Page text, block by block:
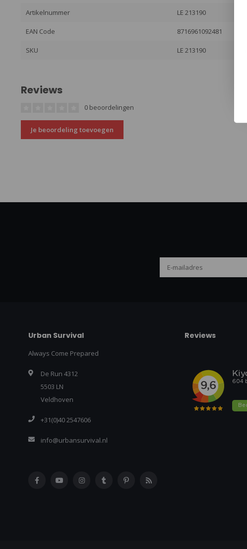
Artikelnummer LE 213190
EAN Code 8716961092481
SKU LE 213190
Reviews
0 beoordelingen
Je beoordeling toevoegen
Urban Survival
Always Come Prepared
De Run 4312
5503 LN
Veldhoven
+31(0)40 2547606
info@urbansurvival.nl
Reviews